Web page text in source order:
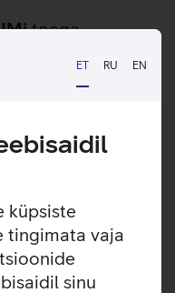
ET RU EN
küpsiste
tingimata vaja
sinu
toega
Juhendid